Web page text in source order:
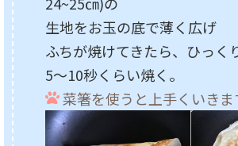
生地をお玉の底で薄く広げ
ふちが焼けてきたら、ひっく
5～10秒くらい焼く。
菜箸を使うと上手くいきま